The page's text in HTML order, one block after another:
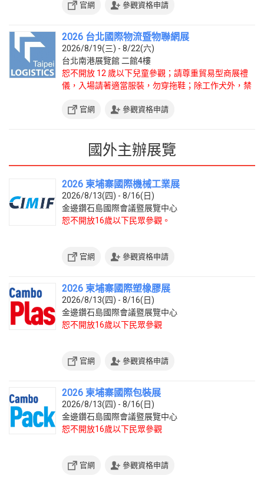
官網 參觀資格申請
2026 台北國際物流暨物聯網展
2026/8/19(三) - 8/22(六)
台北南港展覽館 二館4樓
恕不開放 12 歲以下兒童參觀；請尊重貿易型商展禮
儀，入場請著適當服裝，勿穿拖鞋；除工作犬外，禁
官網 參觀資格申請
國外主辦展覽
2026 柬埔寨國際機械工業展
2026/8/13(四) - 8/16(日)
金邊鑽石島國際會議暨展覽中心
恕不開放16歲以下民眾參觀。
官網 參觀資格申請
2026 柬埔寨國際塑橡膠展
2026/8/13(四) - 8/16(日)
金邊鑽石島國際會議暨展覽中心
恕不開放16歲以下民眾參觀
官網 參觀資格申請
2026 柬埔寨國際包裝展
2026/8/13(四) - 8/16(日)
金邊鑽石島國際會議暨展覽中心
恕不開放16歲以下民眾參觀
官網 參觀資格申請